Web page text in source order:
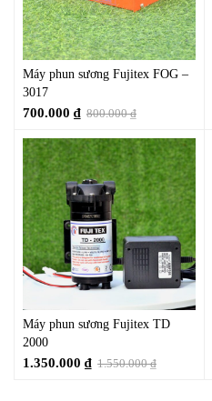
Máy phun sương Fujitex FOG –
3017
800.000₫
700.000 ₫
Máy phun sương Fujitex TD
2000
1.550.000₫
1.350.000 ₫